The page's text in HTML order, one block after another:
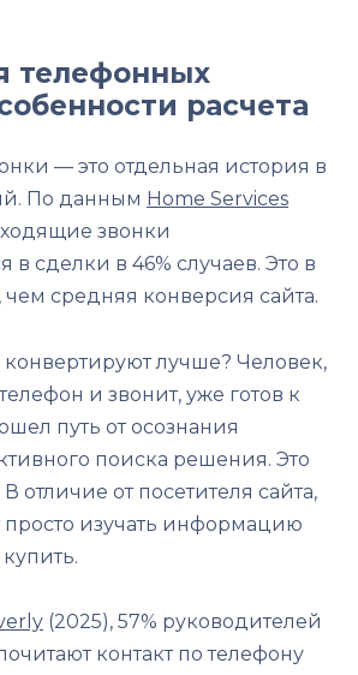
телефонных
расчета
— это отдельная история в
По данным Home Services
звонки
в сделки в 46% случаев. Это в
средняя конверсия сайта.
лучше? Человек,
и звонит, уже готов к
путь от осознания
поиска решения. Это
отличие от посетителя сайта,
изучать информацию
(2025), 57% руководителей
контакт по телефону